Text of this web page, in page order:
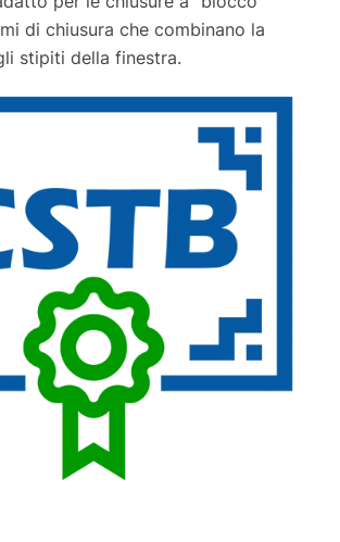
di chiusura che combinano la
stipiti della finestra.